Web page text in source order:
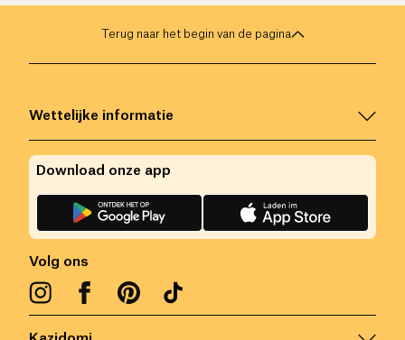
Terug naar het begin van de pagina
Wettelijke informatie
Volg ons
Download onze app